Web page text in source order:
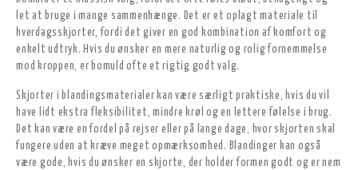
let at bruge i mange sammenhænge. Det er et oplagt materiale til
hverdagsskjorter, fordi det giver en god kombination af komfort og
enkelt udtryk. Hvis du ønsker en mere naturlig og rolig fornemmelse
mod kroppen, er bomuld ofte et rigtig godt valg.
Skjorter i blandingsmaterialer kan være særligt praktiske, hvis du vil
have lidt ekstra fleksibilitet, mindre krøl og en lettere følelse i brug.
Det kan være en fordel på rejser eller på lange dage, hvor skjorten skal
fungere uden at kræve meget opmærksomhed. Blandinger kan også
være gode, hvis du ønsker en skjorte, der holder formen godt og er nem